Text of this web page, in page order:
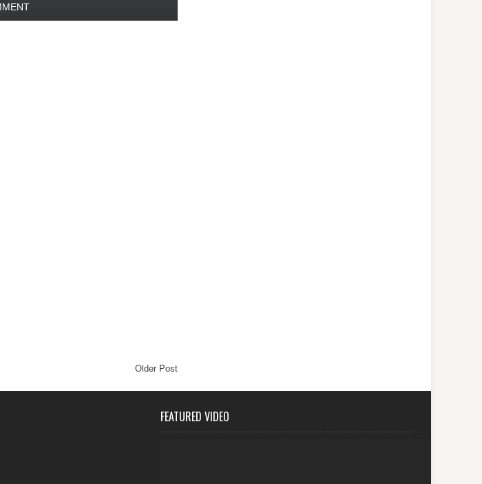
Older Post
FEATURED VIDEO